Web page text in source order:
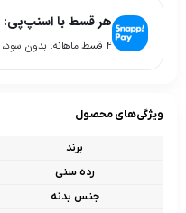
هر قسط با اسنپ‌پی:
۴ قسط ماهانه. بدون سود، چک و ضامن.
ویژگی‌های محصول
برند
رده سنی
جنس بدنه